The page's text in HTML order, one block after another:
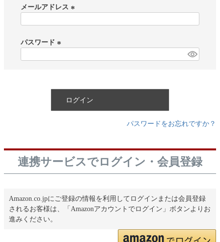
メールアドレス
パスワード
ログイン
パスワードをお忘れですか？
連携サービスでログイン・会員登録
Amazon.co.jpにご登録の情報を利用してログインまたは会員登録
されるお客様は、「Amazonアカウントでログイン」ボタンよりお
進みください。